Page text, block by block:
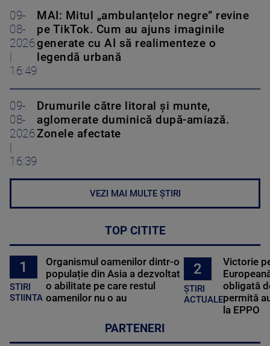
09-
08-
2026
16:49
MAI: Mitul „ambulanțelor negre” revine
pe TikTok. Cum au ajuns imaginile
generate cu AI să realimenteze o
legendă urbană
09-
08-
2026
16:39
Drumurile către litoral și munte,
aglomerate duminică după-amiază.
Zonele afectate
VEZI MAI MULTE ȘTIRI
TOP CITITE
1
STIRI
STIINTA
Organismul oamenilor dintr-o
populație din Asia a dezvoltat
o abilitate pe care restul
oamenilor nu o au
2
ȘTIRI
ACTUALE
Victorie
obligată
permită
la EPPO
PARTENERI